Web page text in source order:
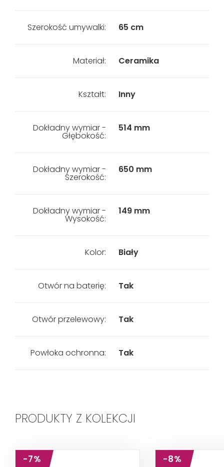
Szerokość umywalki: 65 cm
Materiał: Ceramika
Kształt: Inny
Dokładny wymiar -
Głębokość:
514 mm
Dokładny wymiar -
Szerokość:
650 mm
Dokładny wymiar -
Wysokość:
149 mm
Kolor: Biały
Otwór na baterię: Tak
Otwór przelewowy: Tak
Powłoka ochronna: Tak
PRODUKTY Z KOLEKCJI
-7% -8%